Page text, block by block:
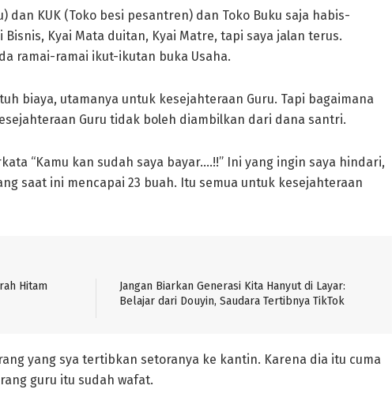
dan KUK (Toko besi pesantren) dan Toko Buku saja habis-
Kyai Mata duitan, Kyai Matre, tapi saya jalan terus.
ramai-ramai ikut-ikutan buka Usaha.
biaya, utamanya untuk kesejahteraan Guru. Tapi bagaimana
Guru tidak boleh diambilkan dari dana santri.
“Kamu kan sudah saya bayar….!!” Ini yang ingin saya hindari,
saat ini mencapai 23 buah. Itu semua untuk kesejahteraan
Hitam
Jangan Biarkan Generasi Kita Hanyut di Layar:
Belajar dari Douyin, Saudara Tertibnya TikTok
yang sya tertibkan setoranya ke kantin. Karena dia itu cuma
guru itu sudah wafat.